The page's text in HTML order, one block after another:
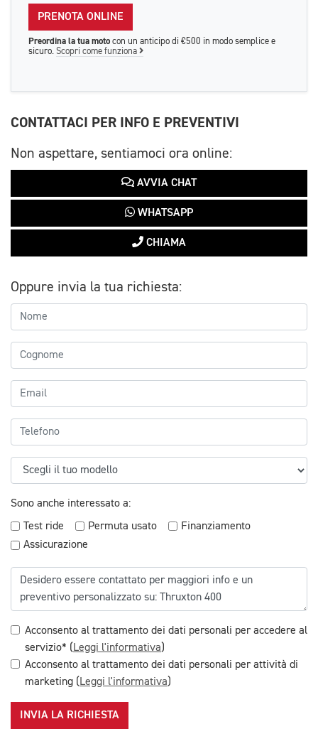
PRENOTA ONLINE
Preordina la tua moto con un anticipo di €500 in modo semplice e
sicuro. Scopri come funziona
CONTATTACI PER INFO E PREVENTIVI
Non aspettare, sentiamoci ora online:
AVVIA CHAT
WHATSAPP
CHIAMA
Oppure invia la tua richiesta:
Sono anche interessato a:
Test ride
Permuta usato
Finanziamento
Assicurazione
Acconsento al trattamento dei dati personali per accedere al
servizio* (Leggi l'informativa)
Acconsento al trattamento dei dati personali per attività di
marketing (Leggi l'informativa)
INVIA LA RICHIESTA